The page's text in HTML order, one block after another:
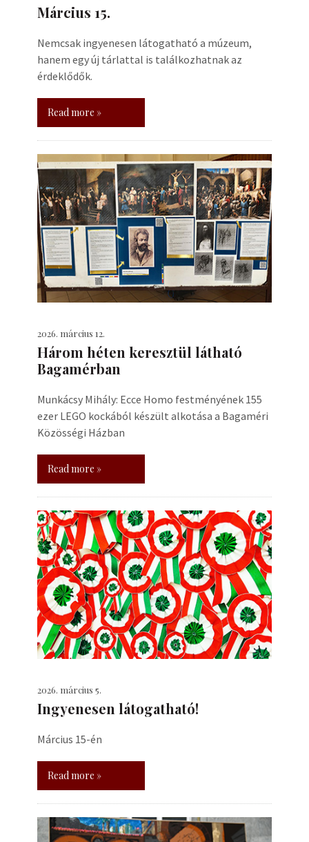
Március 15.
Nemcsak ingyenesen látogatható a múzeum,
hanem egy új tárlattal is találkozhatnak az
érdeklődők.
Read more »
2026. március 12.
Három héten keresztül látható
Bagamérban
Munkácsy Mihály: Ecce Homo festményének 155
ezer LEGO kockából készült alkotása a Bagaméri
Közösségi Házban
Read more »
2026. március 5.
Ingyenesen látogatható!
Március 15-én
Read more »